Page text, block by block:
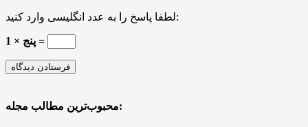
لطفا پاسخ را به عدد انگلیسی وارد کنید:
1 × پنج =
محبوب‌ترین مطالب مجله: